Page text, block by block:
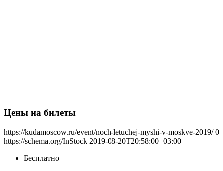
Цены на билеты
https://kudamoscow.ru/event/noch-letuchej-myshi-v-moskve-2019/ 0
https://schema.org/InStock 2019-08-20T20:58:00+03:00
Бесплатно